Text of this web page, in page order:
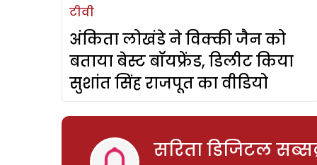
टीवी
अंकिता लोखंडे ने विक्की जैन को
बताया बेस्ट बॉयफ्रेंड, डिलीट किया
सुशांत सिंह राजपूत का वीडियो
सरिता डिजिटल